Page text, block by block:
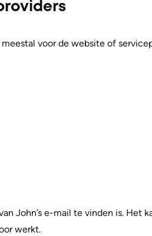
voor de website of
John’s e-mail te vinden is. Het
werkt.